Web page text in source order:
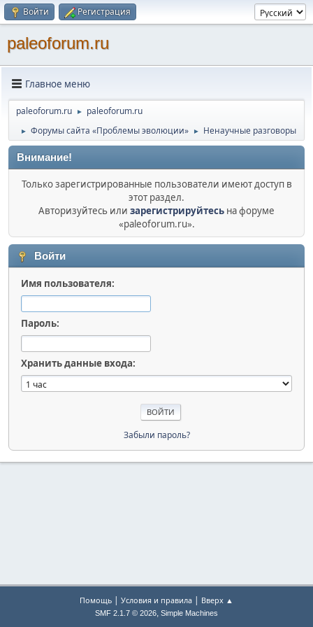
Войти Регистрация
paleoforum.ru
Главное меню
paleoforum.ru ► paleoforum.ru
► Форумы сайта «Проблемы эволюции» ► Ненаучные разговоры
Внимание!
Только зарегистрированные пользователи имеют доступ в
этот раздел.
Авторизуйтесь или зарегистрируйтесь на форуме
«paleoforum.ru».
Войти
Имя пользователя:
Пароль:
Хранить данные входа:
Забыли пароль?
Помощь | Условия и правила | Вверх ▲
SMF 2.1.7 © 2026, Simple Machines